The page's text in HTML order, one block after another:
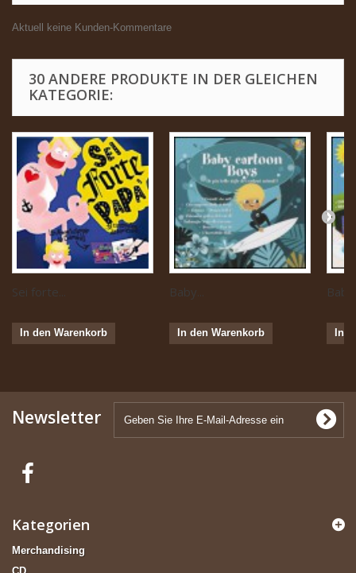
Aktuell keine Kunden-Kommentare
30 ANDERE PRODUKTE IN DER GLEICHEN
KATEGORIE:
Sei forte...
In den Warenkorb
Baby...
In den Warenkorb In
Newsletter
Kategorien
Merchandising